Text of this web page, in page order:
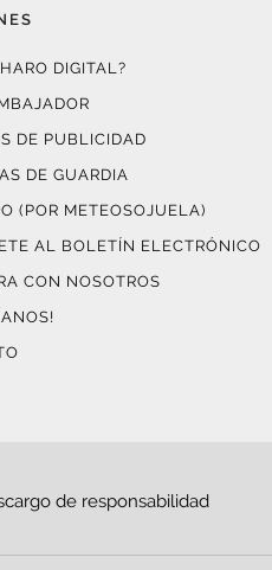
DIGITAL?
DE PUBLICIDAD
DE GUARDIA
(POR METEOSOJUELA)
AL BOLETÍN ELECTRÓNICO
CON NOSOTROS
de responsabilidad